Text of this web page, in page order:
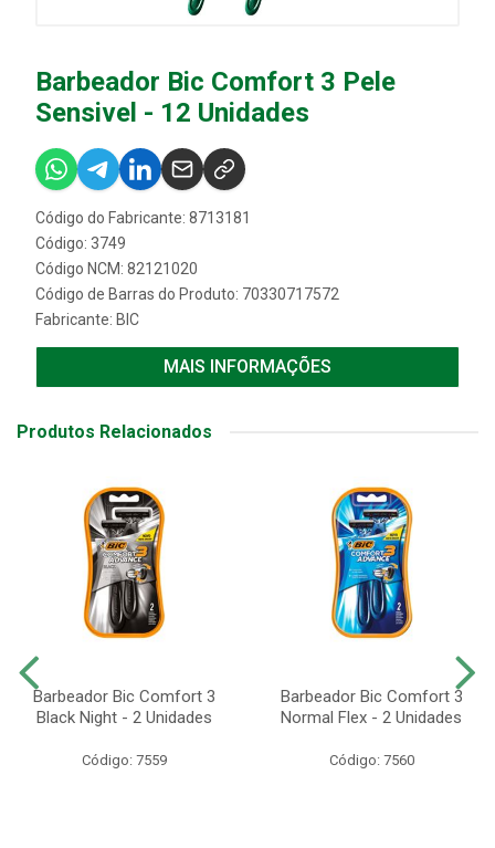
Barbeador Bic Comfort 3 Pele
Sensivel - 12 Unidades
Código do Fabricante: 8713181
Código: 3749
Código NCM: 82121020
Código de Barras do Produto: 70330717572
Fabricante: BIC
MAIS INFORMAÇÕES
Produtos Relacionados
Barbeador Bic Comfort 3
Black Night - 2 Unidades
Código: 7559
Barbeador Bic Comfort 3
Normal Flex - 2 Unidades
Código: 7560